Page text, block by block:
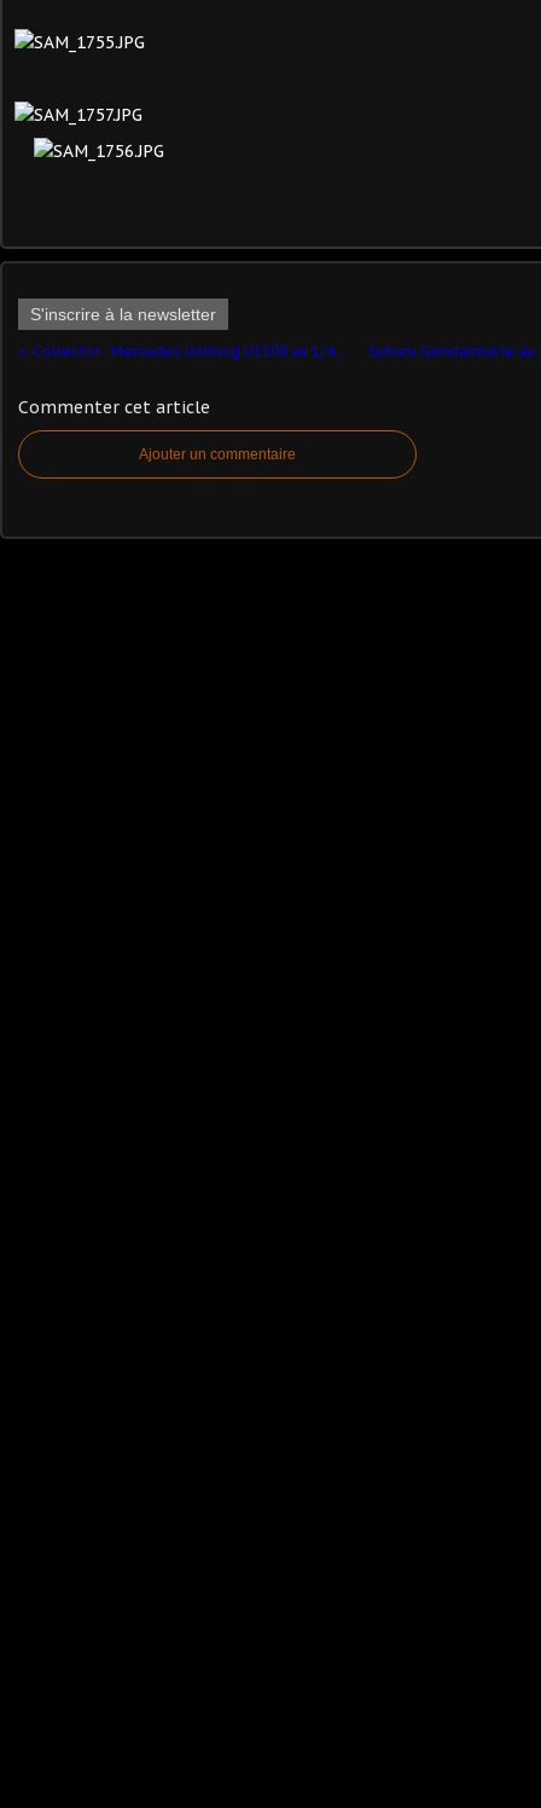
S'inscrire à la newsletter
Collector : Mercedes Unimog U1500 au 1/43ème (Cursor)
Commenter cet article
Ajouter un commentaire